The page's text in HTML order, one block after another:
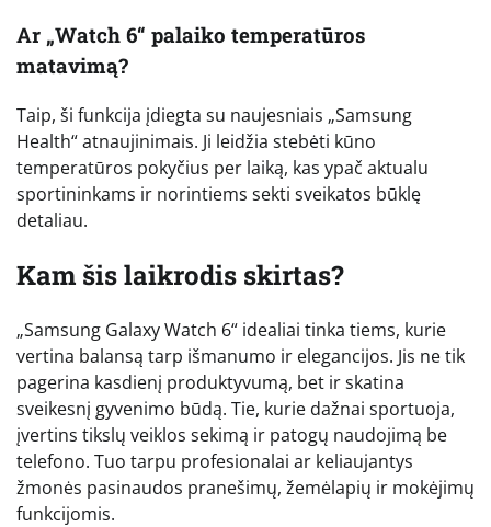
Ar „Watch 6“ palaiko temperatūros
matavimą?
Taip, ši funkcija įdiegta su naujesniais „Samsung
Health“ atnaujinimais. Ji leidžia stebėti kūno
temperatūros pokyčius per laiką, kas ypač aktualu
sportininkams ir norintiems sekti sveikatos būklę
detaliau.
Kam šis laikrodis skirtas?
„Samsung Galaxy Watch 6“ idealiai tinka tiems, kurie
vertina balansą tarp išmanumo ir elegancijos. Jis ne tik
pagerina kasdienį produktyvumą, bet ir skatina
sveikesnį gyvenimo būdą. Tie, kurie dažnai sportuoja,
įvertins tikslų veiklos sekimą ir patogų naudojimą be
telefono. Tuo tarpu profesionalai ar keliaujantys
žmonės pasinaudos pranešimų, žemėlapių ir mokėjimų
funkcijomis.